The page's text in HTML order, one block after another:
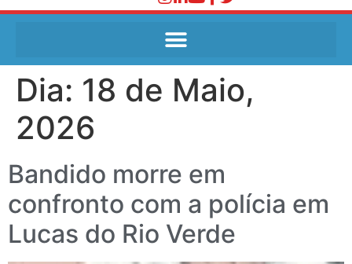
Dia: 18 de Maio,
2026
Bandido morre em
confronto com a polícia em
Lucas do Rio Verde